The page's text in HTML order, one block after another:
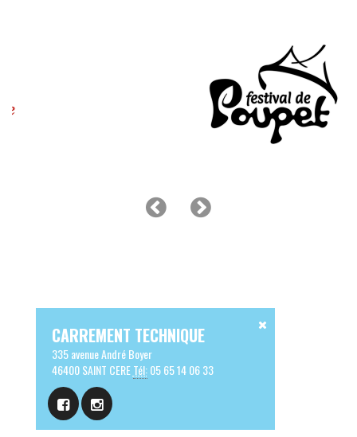
CARREMENT TECHNIQUE
335 avenue André Boyer
46400 SAINT CERETél:05 65 14 06 33